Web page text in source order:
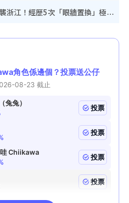
颱風白海豚料周日襲浙江！經歷5次「眼牆置換」極罕見 成登陸內地最長途颱風